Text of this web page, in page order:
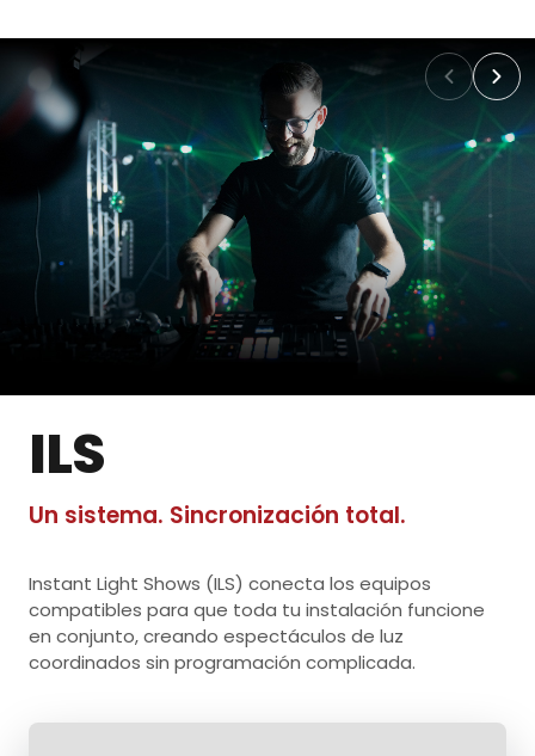
ILS
Un sistema. Sincronización total.
Instant Light Shows (ILS) conecta los equipos
compatibles para que toda tu instalación funcione
en conjunto, creando espectáculos de luz
coordinados sin programación complicada.